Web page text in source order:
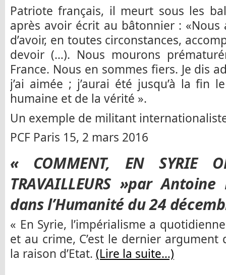
Patriote français, il meurt sous les
après avoir écrit au bâtonnier :
d’avoir, en toutes circonstances,
devoir (…). Nous mourons
France. Nous en sommes fiers. Je dis
j’ai aimée ; j’aurai été jusqu’à la fin
humaine et de la vérité ».
Un exemple de militant
PCF Paris 15, 2 mars 2016
« COMMENT, EN SYRIE
TRAVAILLEURS »par
dans l’Humanité du 24
« En Syrie, l’impérialisme a
et au crime, C’est le dernier argument
la raison d’Etat. (Lire la suite…)